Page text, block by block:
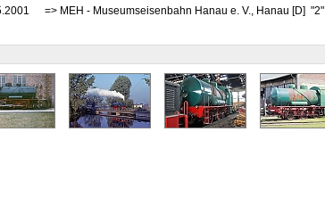
=> MEH - Museumseisenbahn Hanau e. V., Hanau [D] "2"